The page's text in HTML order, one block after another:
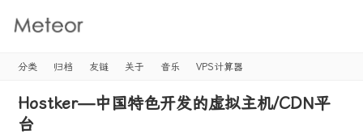
Meteor's
分类 归档 友链 关于 音乐 VPS计算器
Hostker—中国特色开发的虚拟主机/CDN平
台